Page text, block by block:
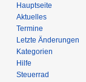
Hauptseite
Aktuelles
Termine
Letzte Änderungen
Kategorien
Hilfe
Steuerrad